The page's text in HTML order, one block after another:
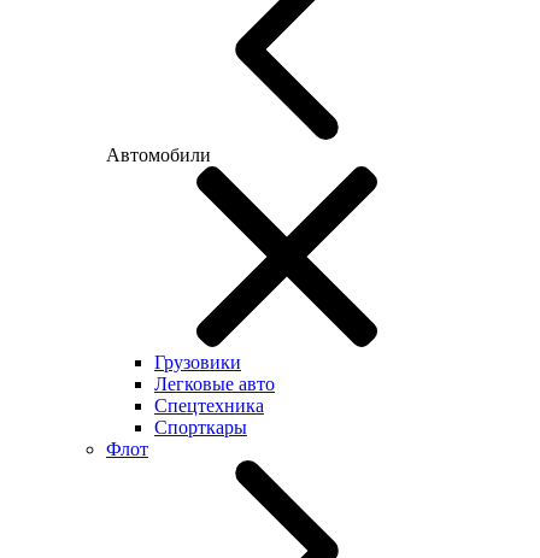
Автомобили
Грузовики
Легковые авто
Спецтехника
Спорткары
Флот